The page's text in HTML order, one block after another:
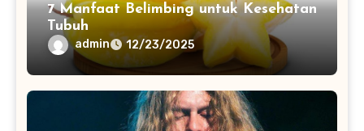
7 Manfaat Belimbing untuk Kesehatan
Tubuh
admin 12/23/2025